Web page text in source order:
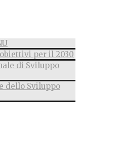
per il 2030
di Sviluppo
dello Sviluppo